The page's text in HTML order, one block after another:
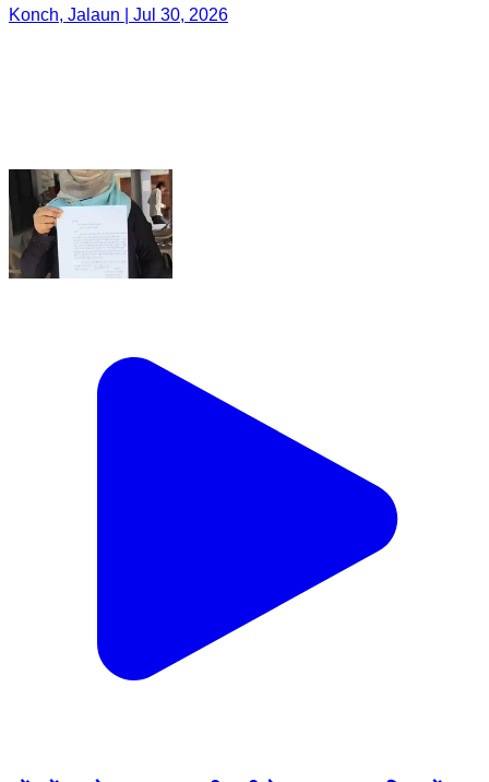
Konch, Jalaun | Jul 30, 2026
कोंच में घर से लापता युवक की पत्नी ने थाना समाधान दिवस में